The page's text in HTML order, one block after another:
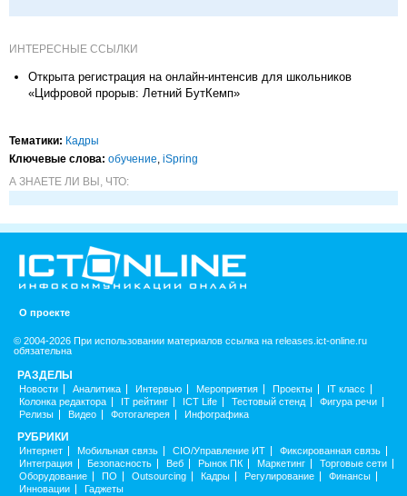
ИНТЕРЕСНЫЕ ССЫЛКИ
Открыта регистрация на онлайн-интенсив для школьников
«Цифровой прорыв: Летний БутКемп»
Тематики: Кадры
Ключевые слова: обучение, iSpring
А ЗНАЕТЕ ЛИ ВЫ, ЧТО:
О проекте
© 2004-2026 При использовании материалов ссылка на releases.ict-online.ru
обязательна
РАЗДЕЛЫ
Новости Аналитика Интервью Мероприятия Проекты
IT класс
Колонка редактора
IT рейтинг ICT Life Тестовый стенд
Фигура речи
Релизы
Видео Фотогалерея Инфографика
РУБРИКИ
Интернет Мобильная связь CIO/Управление ИТ
Фиксированная связь
Интеграция
Безопасность Веб Рынок ПК Маркетинг
Торговые сети
Оборудование
ПО Outsourcing Кадры Регулирование
Финансы
Инновации
Гаджеты